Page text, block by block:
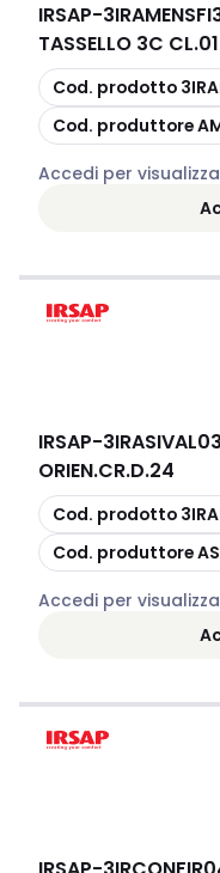
IRSAP-
TASSELLO 3C CL.01
copia
Cod. prodotto
copia
Cod. produttore
Accedi per
IRSAP-
ORIEN.CR.D.24
copia
Cod. prodotto
copia
Cod. produttore
Accedi per